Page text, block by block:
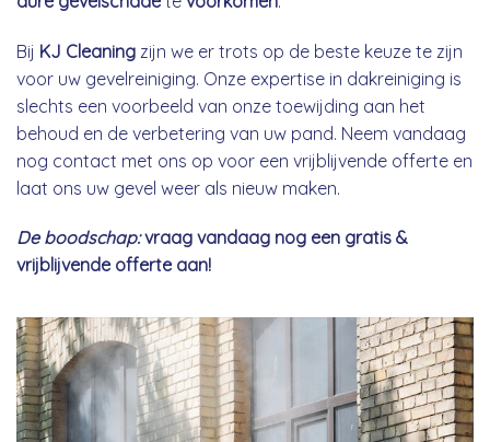
Bij KJ Cleaning zijn we er trots op de beste keuze te zijn
voor uw gevelreiniging. Onze expertise in dakreiniging is
slechts een voorbeeld van onze toewijding aan het
behoud en de verbetering van uw pand. Neem vandaag
nog contact met ons op voor een vrijblijvende offerte en
laat ons uw gevel weer als nieuw maken.
De boodschap:vraag vandaag nog een gratis &
vrijblijvende offerte aan!